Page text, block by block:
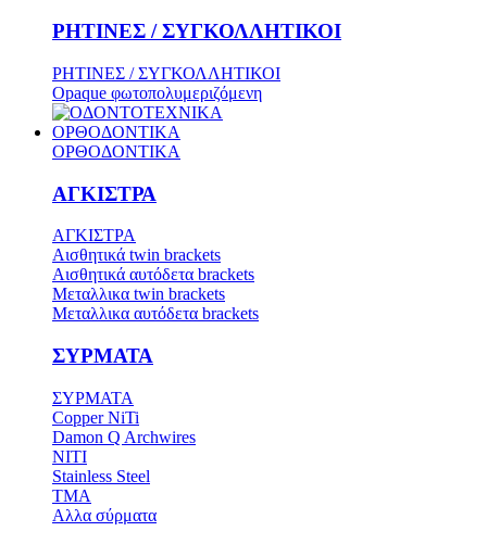
ΡΗΤΙΝΕΣ / ΣΥΓΚΟΛΛΗΤΙΚΟΙ
ΡΗΤΙΝΕΣ / ΣΥΓΚΟΛΛΗΤΙΚΟΙ
Opaque φωτοπολυμεριζόμενη
ΟΡΘΟΔΟΝΤΙΚΑ
ΟΡΘΟΔΟΝΤΙΚΑ
ΑΓΚΙΣΤΡΑ
ΑΓΚΙΣΤΡΑ
Aισθητικά twin brackets
Αισθητικά αυτόδετα brackets
Μεταλλικα twin brackets
Μεταλλικα αυτόδετα brackets
ΣΥΡΜΑΤΑ
ΣΥΡΜΑΤΑ
Copper NiTi
Damon Q Archwires
NITI
Stainless Steel
TMA
Αλλα σύρματα